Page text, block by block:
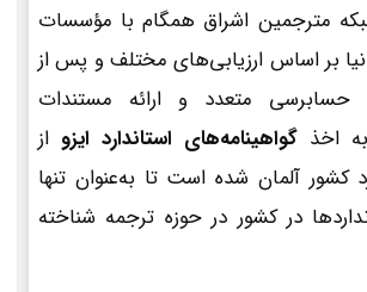
مترجمین اشراق همگام با مؤسسات
بر اساس ارزیابی‌های مختلف و پس از
حسابرسی متعدد و ارائه مستندات
اخذ گواهینامه‌های استاندارد ایزو از
کشور آلمان شده است تا به‌عنوان تنها
در کشور در حوزه ترجمه شناخته